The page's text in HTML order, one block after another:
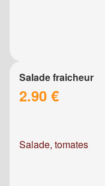
Salade fraicheur
2.90 €
Salade, tomates